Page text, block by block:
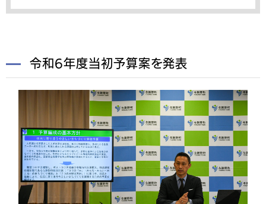
令和6年度当初予算案を発表